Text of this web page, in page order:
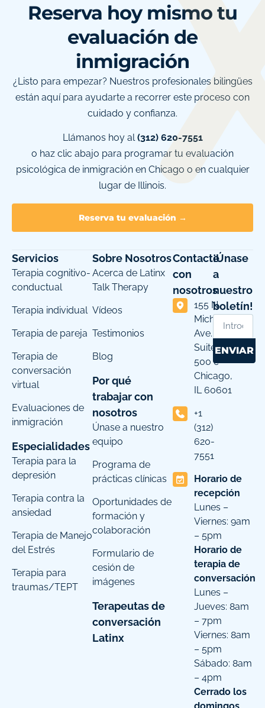
Reserva hoy mismo tu
evaluación de
inmigración
¿Listo para empezar? Nuestros profesionales bilingües
están aquí para ayudarte a recorrer este proceso con
cuidado y confianza.
Llámanos hoy al(312) 620-7551
o haz clic abajo para programar tu evaluación
psicológica de inmigración en Chicago o en cualquier
lugar de Illinois.
Reserva tu evaluación →
Servicios
Terapia cognitivo-
conductual
Terapia individual
Terapia de pareja
Terapia de
conversación
virtual
Evaluaciones de
inmigración
Especialidades
Terapia para la
depresión
Terapia contra la
ansiedad
Terapia de Manejo
del Estrés
Terapia para
traumas/TEPT
Sobre Nosotros
Acerca de Latinx
Talk Therapy
Vídeos
Testimonios
Blog
Por qué
trabajar con
nosotros
Únase a nuestro
equipo
Programa de
prácticas clínicas
Oportunidades de
formación y
colaboración
Formulario de
cesión de
imágenes
Terapeutas de
conversación
Latinx
Contacte
con
nosotros
155 N
Michigan
Ave.
Suite
500 c
Chicago,
IL 60601
+1
(312)
620-
7551
Horario de
recepción
Lunes –
Viernes: 9am
– 5pm
Horario de
terapia de
conversación
Lunes –
Jueves: 8am
– 7pm
Viernes: 8am
– 5pm
Sábado: 8am
– 4pm
Cerrado los
domingos
¡Únase
a
nuestro
boletín!
ENVIAR